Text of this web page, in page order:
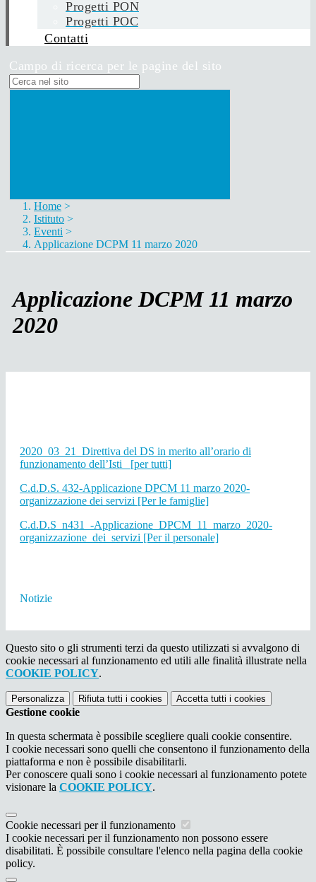
Progetti PON
Progetti POC
Contatti
Campo di ricerca per le pagine del sito
Home >
Istituto >
Eventi >
Applicazione DCPM 11 marzo 2020
Applicazione DCPM 11 marzo
2020
2020_03_21_Direttiva del DS in merito all’orario di
funzionamento dell’Isti_ [per tutti]
C.d.D.S. 432-Applicazione DPCM 11 marzo 2020-
organizzazione dei servizi [Per le famiglie]
C.d.D.S_n431_-Applicazione_DPCM_11_marzo_2020-
organizzazione_dei_servizi [Per il personale]
Notizie
Questo sito o gli strumenti terzi da questo utilizzati si avvalgono di
cookie necessari al funzionamento ed utili alle finalità illustrate nella
COOKIE POLICY.
Personalizza Rifiuta tutti i cookies Accetta tutti i cookies
Gestione cookie
In questa schermata è possibile scegliere quali cookie consentire.
I cookie necessari sono quelli che consentono il funzionamento della
piattaforma e non è possibile disabilitarli.
Per conoscere quali sono i cookie necessari al funzionamento potete
visionare la COOKIE POLICY.
Cookie necessari per il funzionamento
I cookie necessari per il funzionamento non possono essere
disabilitati. È possibile consultare l'elenco nella pagina della cookie
policy.